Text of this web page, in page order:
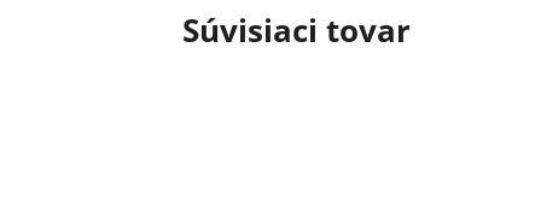
Súvisiaci tovar